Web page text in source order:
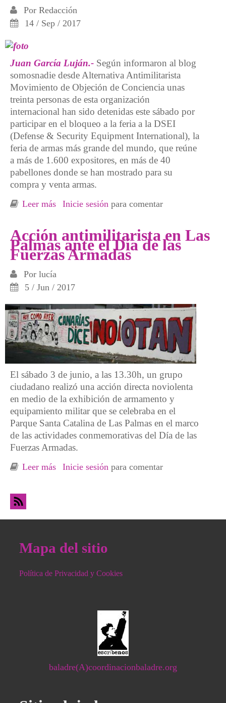
Por Redacción
14 / Sep / 2017
Juan García Luján.- Según informaron al blog
somosnadie desde Alternativa Antimilitarista
Movimiento de Objeción de Conciencia unas
treinta personas de esta organización
internacional han sido detenidas este sábado por
participar en el bloqueo a la feria a la DSEI
(Defense & Security Equipment International), la
feria de armas más grande del mundo, que reúne
a más de 1.600 expositores, en más de 40
pabellones donde se han mostrado para su
compra y venta armas.
Leer más sobre Detienen a 30 antimilitaristas el pasado
Londres, entre ellas nuestra compa Koldobi
Velasco
Inicie sesión para comentar
Acción antimilitarista en Las
Palmas ante el Día de las
Fuerzas Armadas
Por lucía
5 / Jun / 2017
El sábado 3 de junio, a las 13.30h, un grupo
ciudadano realizó una acción directa noviolenta
en medio de la exhibición de armamento y
equipamiento militar que se celebraba en el
Parque Santa Catalina de Las Palmas en el marco
de las actividades conmemorativas del Día de las
Fuerzas Armadas.
Leer más sobre Acción antimilitarista en Las Palmas
Inicie sesión para comentar
Mapa del sitio
Política de Privacidad y Cookies
baladre(A)coordinacionbaladre.org